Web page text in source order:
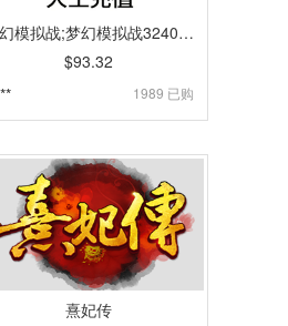
梦幻模拟战;梦幻模拟战3240个圣晶石648元面值苹果ios [人工发货]
$93.32
1989 已购
熹妃传